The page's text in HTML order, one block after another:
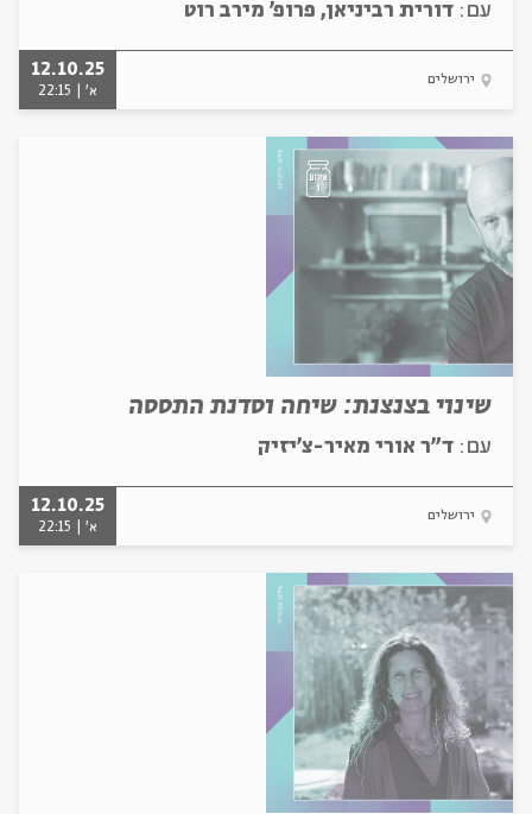
עם: דורית רביניאן, פרופ' מירב רוט
ירושלים
12.10.25
א' | 22:15
שינוי בצנצנת: שיחה וסדנת התססה
עם: ד"ר אורי מאיר-צ'יזיק
ירושלים
12.10.25
א' | 22:15